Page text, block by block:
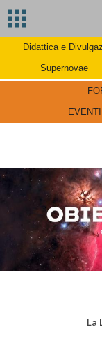
Didattica e
Supernovae
Le